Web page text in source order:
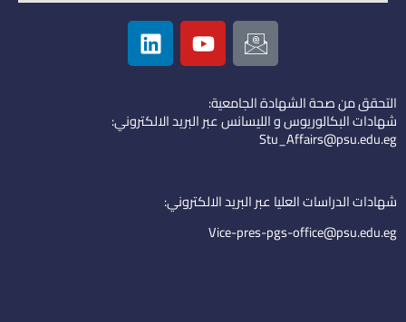
I
c
o
n
-
e
i
l
Y
o
u
u
b
L
i
n
e
d
التحقق من صحة الشهادة الجامعية:
شهادات البكالوريوس و الليسانس عبر البريد الالكتروني:
Stu_Affairs@psu.edu.eg
شهادات الدراسات العليا عبر البريد الالكتروني:
Vice-pres-pgs-office@psu.edu.eg